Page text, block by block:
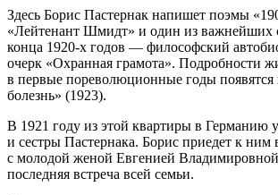
Здесь Борис Пастернак напишет поэмы
«Лейтенант Шмидт» и один из важнейших
конца 1920-х годов — философский
очерк «Охранная грамота». Подробности
в первые пореволюционные годы
болезнь» (1923).
В 1921 году из этой квартиры в Германию
и сестры Пастернака. Борис приедет к ним
с молодой женой Евгенией
последняя встреча всей семьи.